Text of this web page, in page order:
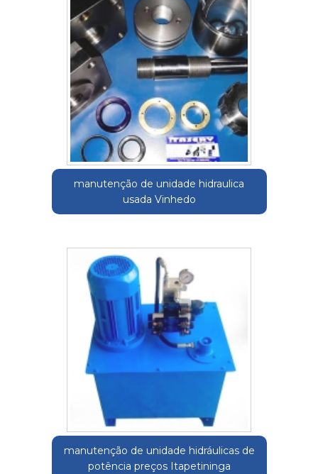
manutenção de unidade hidraulica
usada Vinhedo
manutenção de unidade hidráulicas de
potência preços Itapetininga